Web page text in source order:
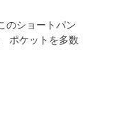
のショートパン
ポケットを多数